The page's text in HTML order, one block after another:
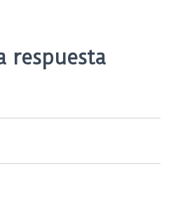
respuesta